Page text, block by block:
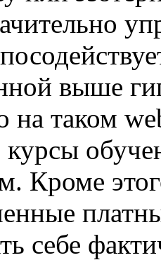
выше
на таком
курсы
Кроме
себе